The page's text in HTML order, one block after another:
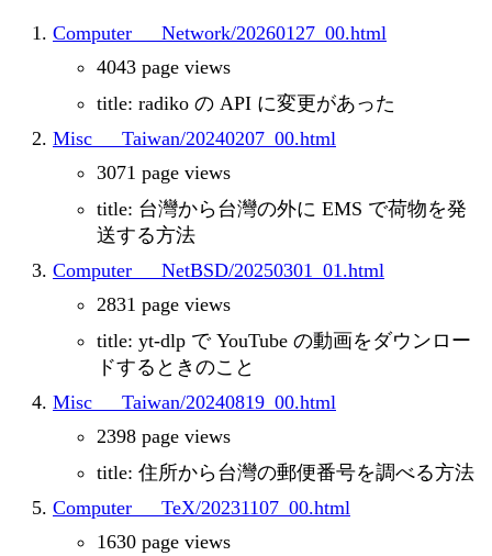
Computer___Network/20260127_00.html
4043 page views
title: radiko の API に変更があった
Misc___Taiwan/20240207_00.html
3071 page views
title: 台灣から台灣の外に EMS で荷物を発
送する方法
Computer___NetBSD/20250301_01.html
2831 page views
title: yt-dlp で YouTube の動画をダウンロー
ドするときのこと
Misc___Taiwan/20240819_00.html
2398 page views
title: 住所から台灣の郵便番号を調べる方法
Computer___TeX/20231107_00.html
1630 page views